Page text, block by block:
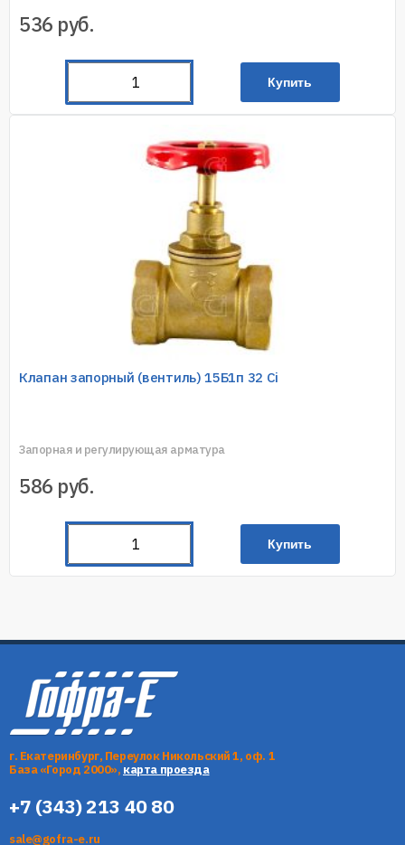
536 руб.
Купить
Клапан запорный (вентиль) 15Б1п 32 Ci
Запорная и регулирующая арматура
586 руб.
Купить
г. Екатеринбург, Переулок Никольский 1, оф. 1
База «Город 2000», карта проезда
+7 (343) 213 40 80
sale@gofra-e.ru